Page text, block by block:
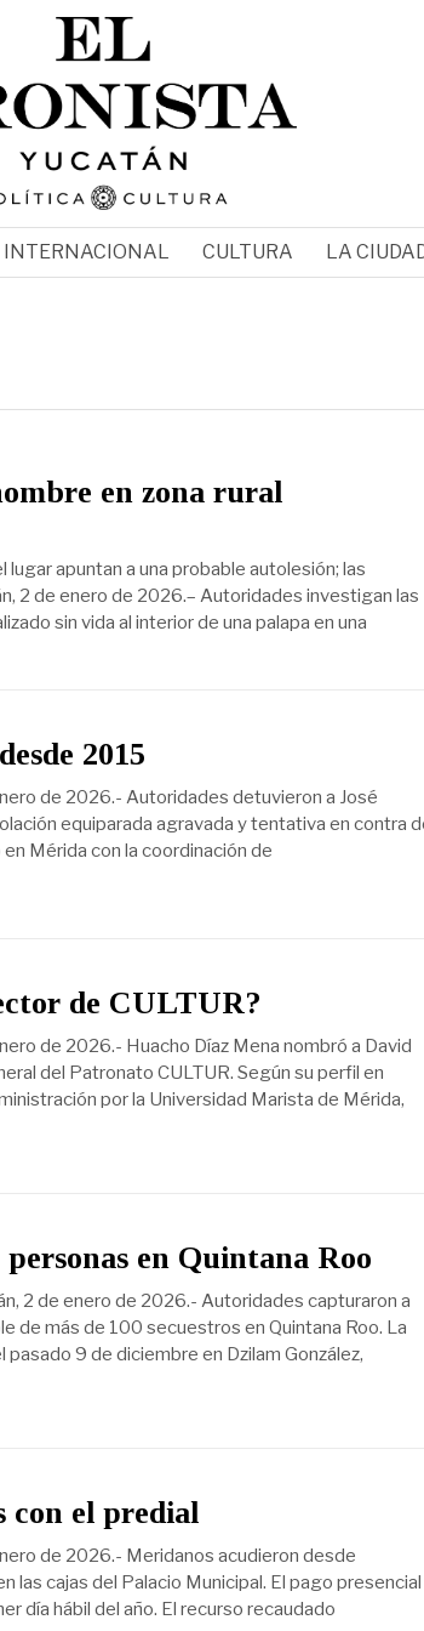
INTERNACIONAL CULTURA LA
en zona rural
apuntan a una probable autolesión; las
2 de enero de 2026.– Autoridades investigan las
sin vida al interior de una palapa en una
2015
de 2026.- Autoridades detuvieron a José
equiparada agravada y tentativa en contra
Mérida con la coordinación de
de CULTUR?
de 2026.- Huacho Díaz Mena nombró a David
del Patronato CULTUR. Según su perfil en
por la Universidad Marista de Mérida,
personas en Quintana Roo
2 de enero de 2026.- Autoridades capturaron a
de más de 100 secuestros en Quintana Roo. La
9 de diciembre en Dzilam González,
con el predial
de 2026.- Meridanos acudieron desde
las cajas del Palacio Municipal. El pago presencial
día hábil del año. El recurso recaudado